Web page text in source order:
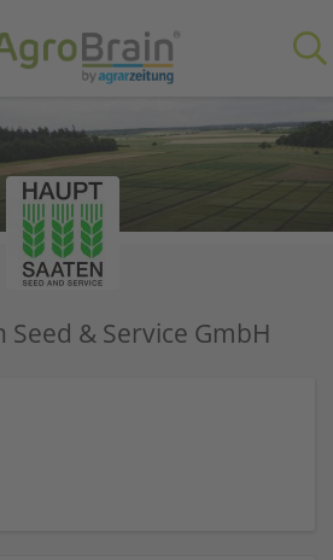
Seed & Service GmbH